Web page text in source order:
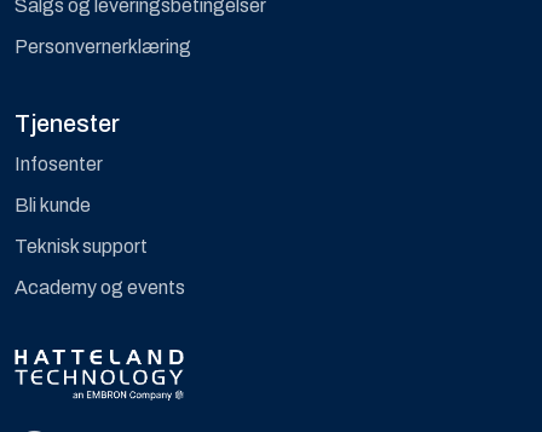
Salgs og leveringsbetingelser
Personvernerklæring
Tjenester
Infosenter
Bli kunde
Teknisk support
Academy og events